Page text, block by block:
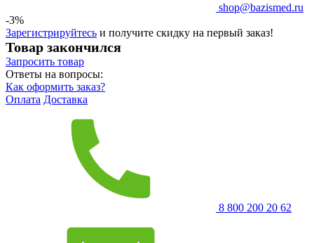
shop@bazismed.ru
-3%
Зарегистрируйтесь и получите скидку на первый заказ!
Товар закончился
Запросить товар
Ответы на вопросы:
Как оформить заказ?
Оплата Доставка
8 800 200 20 62